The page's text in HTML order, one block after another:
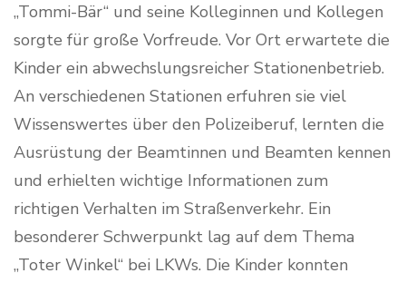
„Tommi-Bär“ und seine Kolleginnen und Kollegen
sorgte für große Vorfreude. Vor Ort erwartete die
Kinder ein abwechslungsreicher Stationenbetrieb.
An verschiedenen Stationen erfuhren sie viel
Wissenswertes über den Polizeiberuf, lernten die
Ausrüstung der Beamtinnen und Beamten kennen
und erhielten wichtige Informationen zum
richtigen Verhalten im Straßenverkehr. Ein
besonderer Schwerpunkt lag auf dem Thema
„Toter Winkel“ bei LKWs. Die Kinder konnten